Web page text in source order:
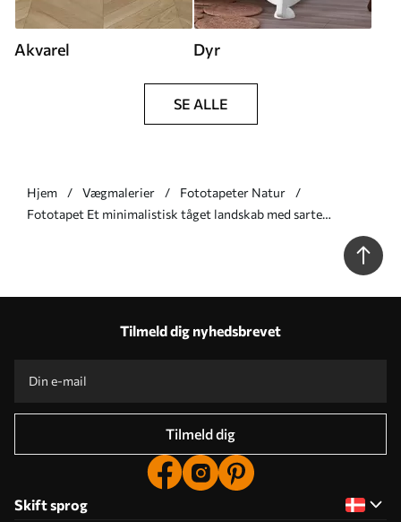
Akvarel Dyr
SE ALLE
Hjem Vægmalerier
Fototapeter Natur
Fototapet Et minimalistisk tåget landskab med sarte
Tilmeld dig nyhedsbrevet
Tilmeld dig
Skift sprog